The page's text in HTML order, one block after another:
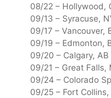
08/22 – Hollywood,
09/13 – Syracuse,
09/17 – Vancouver,
09/19 – Edmonton,
09/20 – Calgary, AB
09/21 – Great Falls,
09/24 – Colorado
09/25 – Fort